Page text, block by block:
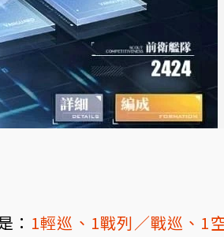
： 1輕巡、1戰列／戰巡、1